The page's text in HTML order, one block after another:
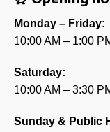
Monday – Friday:
10:00 AM – 1:00
Saturday:
10:00 AM – 3:30
Sunday & Public